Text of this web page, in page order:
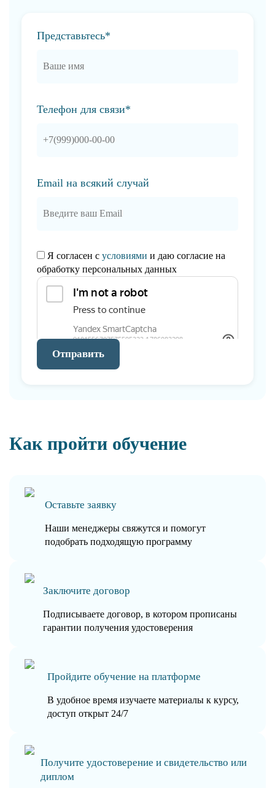
Представьтесь*
Телефон для связи*
Email на всякий случай
Я согласен с условиями и даю согласие на
обработку персональных данных
Отправить
Как пройти обучение
Оставьте заявку
Наши менеджеры свяжутся и помогут
подобрать подходящую программу
Заключите договор
Подписываете договор, в котором прописаны
гарантии получения удостоверения
Пройдите обучение на платформе
В удобное время изучаете материалы к курсу,
доступ открыт 24/7
Получите удостоверение и свидетельство или
диплом